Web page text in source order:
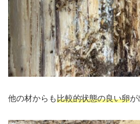
他の材からも比較的状態の良い卵が